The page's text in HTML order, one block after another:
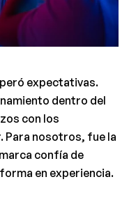
expectativas.
dentro del
con los
nosotros, fue la
confía de
en experiencia.